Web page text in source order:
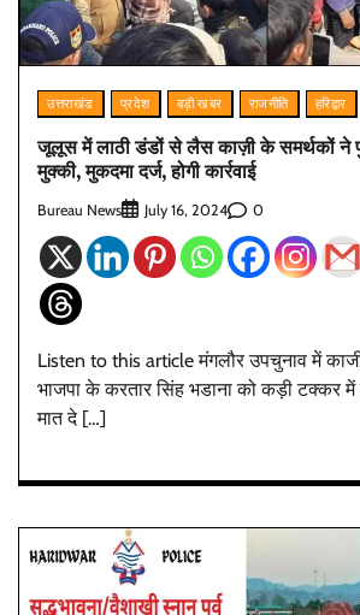
उत्तराखंड प्रदेश बड़ी खबर राजनीति हरिद्वार
जूलूस में लाठी डंडों से लैस काज़ी के समर्थकों ने
मुक्की, मुकदमा दर्ज, होगी कार्रवाई
Bureau News July 16, 2024 0
Listen to this article मंगलौर उपचुनाव में काजी
भाजपा के करतार सिंह भडाना को कड़ी टक्कर
मात दे […]